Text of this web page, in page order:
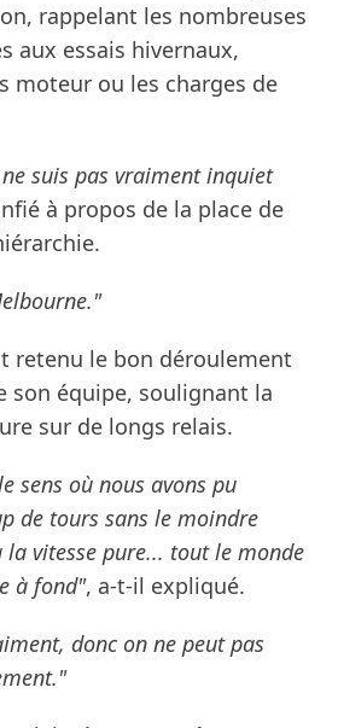
rappelant les nombreuses
aux essais hivernaux,
moteur ou les charges de
ne suis pas vraiment inquiet
à propos de la place de
retenu le bon déroulement
son équipe, soulignant la
sur de longs relais.
sens où nous avons pu
de tours sans le moindre
vitesse pure... tout le monde
à fond", a-t-il expliqué.
donc on ne peut pas